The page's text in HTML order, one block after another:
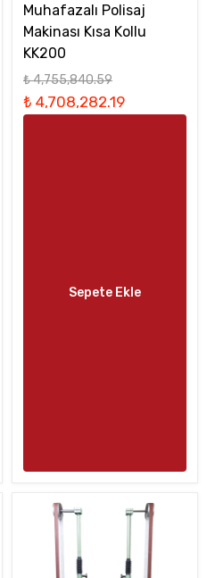
Muhafazalı Polisaj
Makinası Kısa Kollu
KK200
₺ 4,755,840.59
₺ 4,708,282.19
Sepete Ekle